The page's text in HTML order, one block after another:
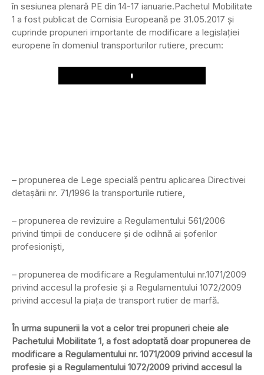
în sesiunea plenară PE din 14-17 ianuarie.Pachetul Mobilitate
1 a fost publicat de Comisia Europeană pe 31.05.2017 și
cuprinde propuneri importante de modificare a legislației
europene în domeniul transporturilor rutiere, precum:
Play
– propunerea de Lege specială pentru aplicarea Directivei
detașării nr. 71/1996 la transporturile rutiere,
– propunerea de revizuire a Regulamentului 561/2006
privind timpii de conducere și de odihnă ai șoferilor
profesioniști,
– propunerea de modificare a Regulamentului nr.1071/2009
privind accesul la profesie și a Regulamentului 1072/2009
privind accesul la piața de transport rutier de marfă.
În urma supunerii la vot a celor trei propuneri cheie ale
Pachetului Mobilitate 1, a fost adoptată doar propunerea de
modificare a Regulamentului nr. 1071/2009 privind accesul la
profesie și a Regulamentului 1072/2009 privind accesul la